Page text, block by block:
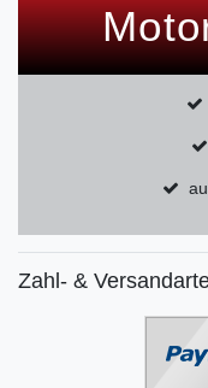
Zahl- &